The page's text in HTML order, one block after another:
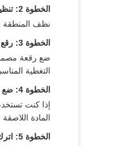
الخطوة 2: تنظيف وتجفيف المنطقة
نظف المنطقة
الخطوة 3: رقع الضرر
ضع رقعة
التغطية
الخطوة 4: ضع مادة لاصقة
إذا كنت
المادة
الخطوة 5: اترك وقتًا للمعالجة